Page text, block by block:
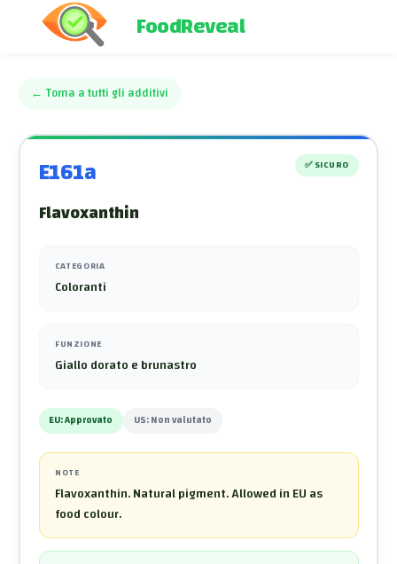
FoodReveal
← Torna a tutti gli additivi
E161a ✅SICURO
Flavoxanthin
CATEGORIA
Coloranti
FUNZIONE
Giallo dorato e brunastro
EU:Approvato US:Non valutato
NOTE
Flavoxanthin. Natural pigment. Allowed in EU as
food colour.